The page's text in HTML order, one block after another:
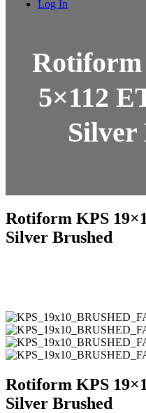
Log In
Rotiform
5×112
Silver
Rotiform KPS
Silver Brushed
Rotiform KPS
Silver Brushed